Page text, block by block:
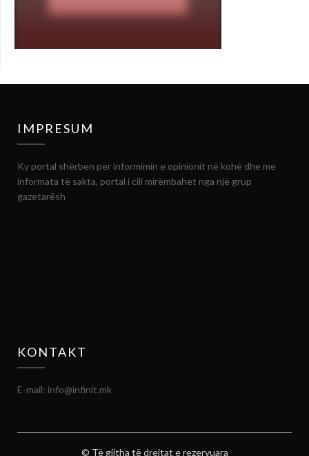
IMPRESUM
Ky portal shërben për informimin e opinionit në kohë dhe me
informata të sakta, portal i cili mirëmbahet nga një grup
gazetarësh
KONTAKT
E-mail: info@infinit.mk
© Të gjitha të drejtat e rezervuara